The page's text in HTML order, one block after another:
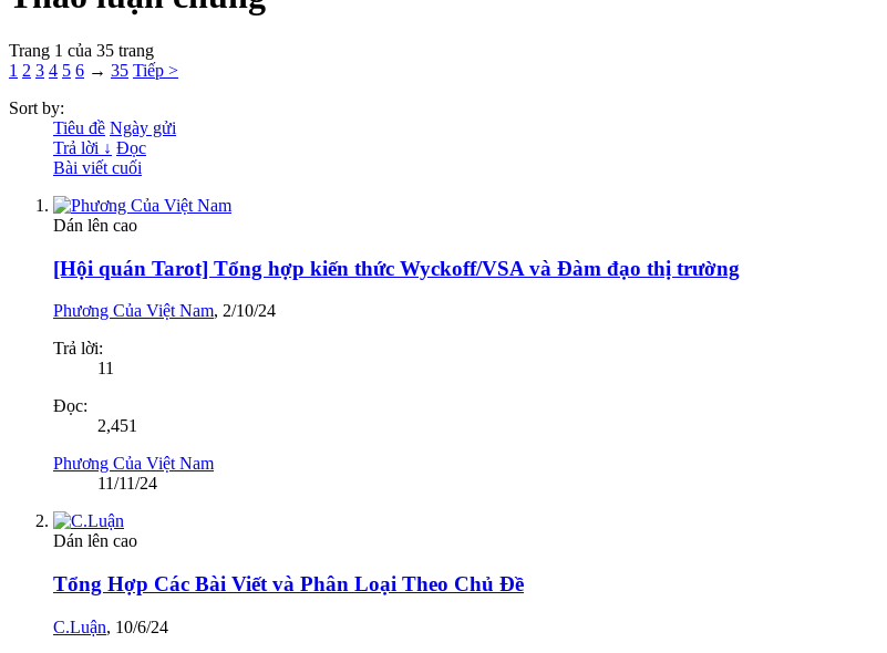
Trang 1 của 35 trang
1 2 3 4 5 6 → 35 Tiếp >
Sort by:
Tiêu đề Ngày gửi
Trả lời ↓ Đọc
Bài viết cuối
Dán lên cao
[Hội quán Tarot] Tổng hợp kiến thức Wyckoff/VSA và Đàm đạo thị trường
Phương Của Việt Nam, 2/10/24
Trả lời:
11
Đọc:
2,451
Phương Của Việt Nam
11/11/24
Dán lên cao
Tổng Hợp Các Bài Viết và Phân Loại Theo Chủ Đề
C.Luận, 10/6/24